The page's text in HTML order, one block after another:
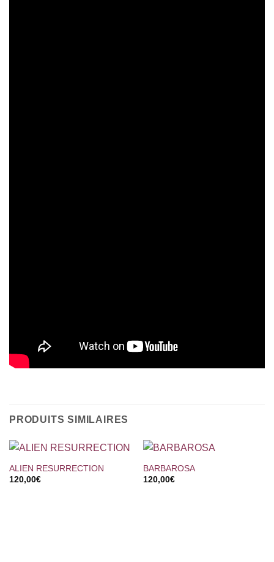
PRODUITS SIMILAIRES
ALIEN RESURRECTION
120,00€
BARBAROSA
120,00€